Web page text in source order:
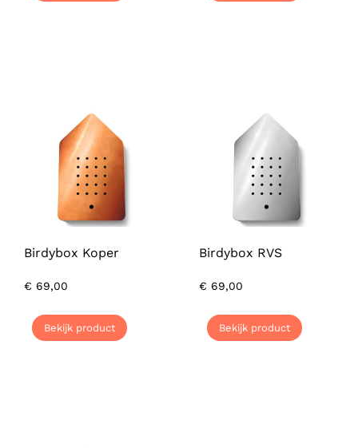
Birdybox Koper
€ 69,00
Bekijk product
Birdybox RVS
€ 69,00
Bekijk product